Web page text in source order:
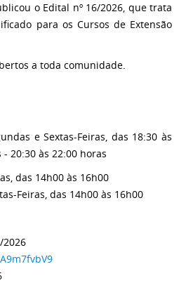
o Edital nº 16/2026, que trata
para os Cursos de Extensão
a toda comunidade.
e Sextas-Feiras, das 18:30 às
20:30 às 22:00 horas
das 14h00 às 16h00
Feiras, das 14h00 às 16h00
2026